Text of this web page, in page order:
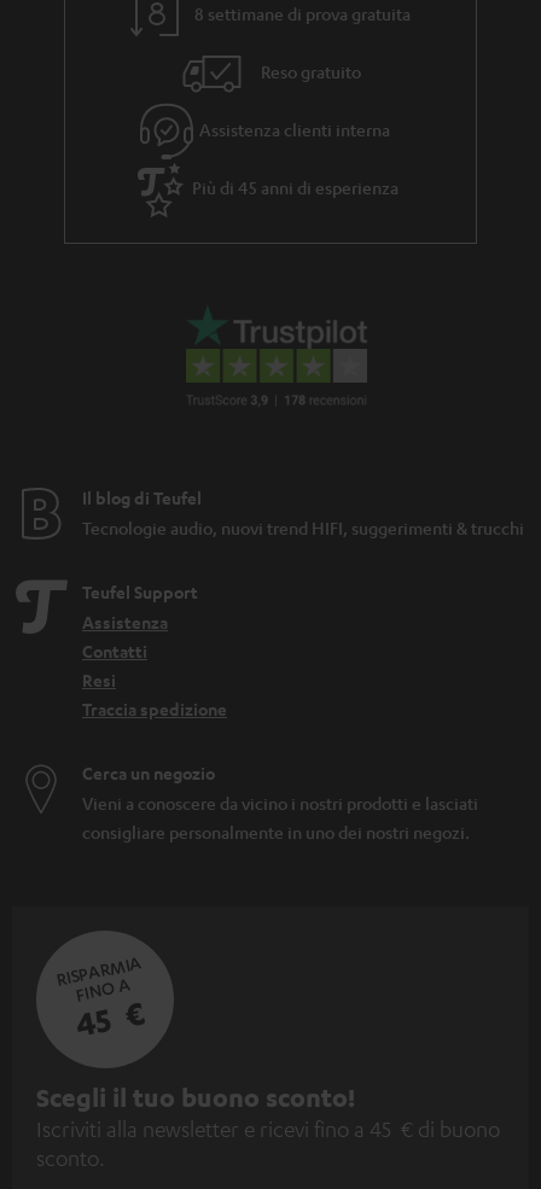
8 settimane di prova gratuita
Reso gratuito
Assistenza clienti interna
Più di 45 anni di esperienza
Il blog di Teufel
Tecnologie audio, nuovi trend HIFI, suggerimenti & trucchi
Teufel Support
Assistenza
Contatti
Resi
Traccia spedizione
Cerca un negozio
Vieni a conoscere da vicino i nostri prodotti e lasciati
consigliare personalmente in uno dei nostri negozi.
RISPARMIA
FINO A
45 €
I
s
c
Scegli il tuo buono sconto!
Iscriviti alla newsletter e ricevi fino a 45 € di buono
sconto.